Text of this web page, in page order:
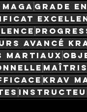
grade
avancé
martiaux
krav